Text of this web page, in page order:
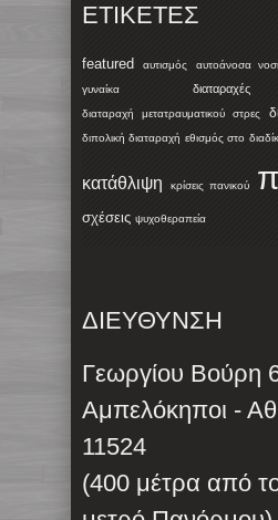
ΕΤΙΚΈΤΕΣ
featured αυτισμός αυτοάνοσα
γυναίκα
διαταραχή μετατραυματικού στρες
διπολική διαταραχή εθισμός στο
κατάθλιψη κρίσεις πανικού
σχέσεις ψυχοθεραπεία
ΔΙΕΥΘΥΝΣΗ
Γεωργίου Βούρη
Αμπελόκηποι -
11524
(400 μέτρα από